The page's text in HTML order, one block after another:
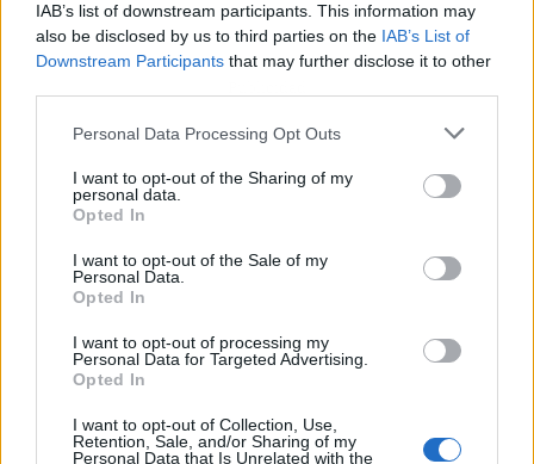
IAB’s list of downstream participants. This information may
also be disclosed by us to third parties on the IAB’s List of
Downstream Participants that may further disclose it to other
Personal Data Processing Opt Outs
I want to opt-out of the Sharing of my
personal data.
Opted In
I want to opt-out of the Sale of my
Personal Data.
Opted In
I want to opt-out of processing my
Personal Data for Targeted Advertising.
Opted In
I want to opt-out of Collection, Use,
Retention, Sale, and/or Sharing of my
Personal Data that Is Unrelated with the